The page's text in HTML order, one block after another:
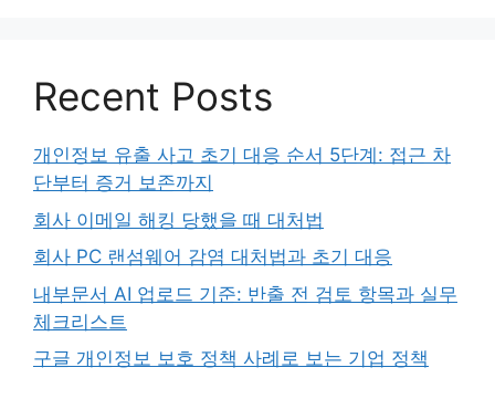
Recent Posts
개인정보 유출 사고 초기 대응 순서 5단계: 접근 차
단부터 증거 보존까지
회사 이메일 해킹 당했을 때 대처법
회사 PC 랜섬웨어 감염 대처법과 초기 대응
내부문서 AI 업로드 기준: 반출 전 검토 항목과 실무
체크리스트
구글 개인정보 보호 정책 사례로 보는 기업 정책